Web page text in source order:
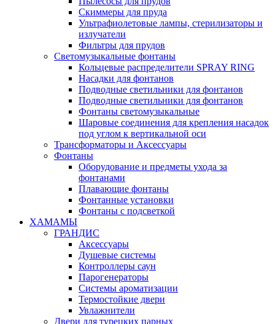
Скиммеры для пруда
Ультрафиолетовые лампы, стерилизаторы и
излучатели
Фильтры для прудов
Светомузыкальные фонтаны
Кольцевые распределители SPRAY RING
Насадки для фонтанов
Подводные светильники для фонтанов
Подводные светильники для фонтанов
Фонтаны светомузыкальные
Шаровые соединения для крепления насадок
под углом к вертикальной оси
Трансформаторы и Аксессуары
Фонтаны
Оборудование и предметы ухода за
фонтанами
Плавающие фонтаны
Фонтанные установки
Фонтаны с подсветкой
ХАМАМЫ
ГРАНДИС
Аксессуары
Душевые системы
Контроллеры саун
Парогенераторы
Системы ароматизации
Термостойкие двери
Увлажнители
Двери для турецких парных